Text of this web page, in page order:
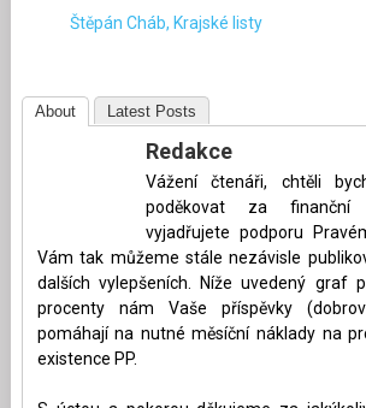
Štěpán Cháb, Krajské listy
About Latest Posts
Redakce
Vážení čtenáři, chtěli
poděkovat za finanční
vyjadřujete podporu
Vám tak můžeme stále nezávisle
dalších vylepšeních. Níže uvedený graf
procenty nám Vaše příspěvky
pomáhají na nutné měsíční náklady na
existence PP.